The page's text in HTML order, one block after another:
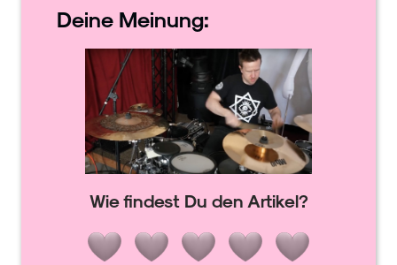
Deine Meinung:
Wie findest Du den Artikel?